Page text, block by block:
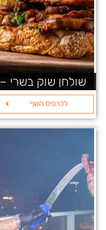
שולחן שוק בשרי – Bravos
לכרטיס השף